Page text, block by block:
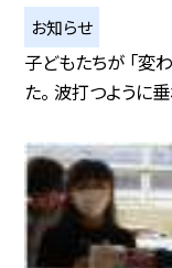
お知らせ
子どもたちが 「変
た。 波打つように